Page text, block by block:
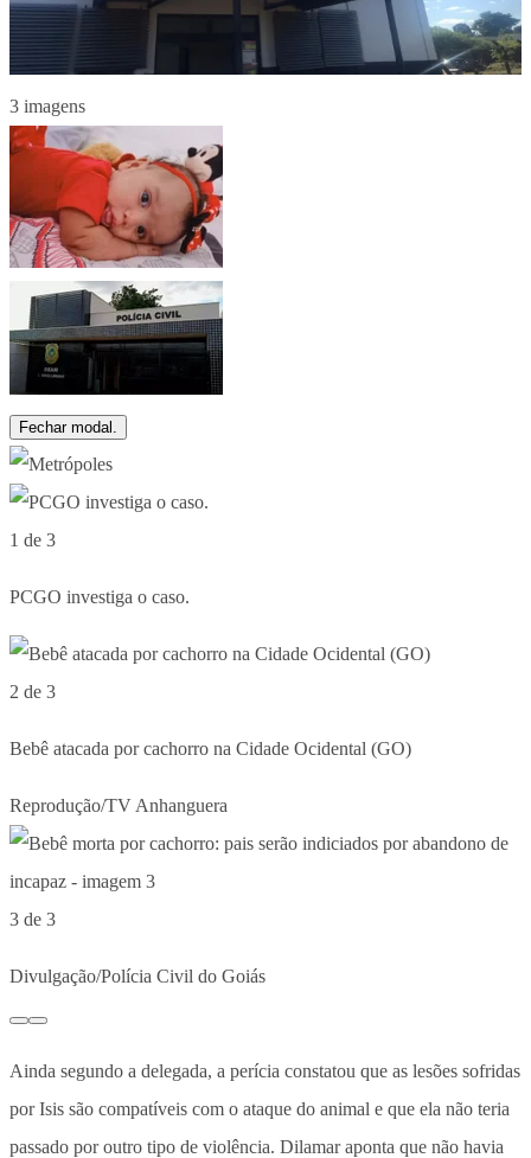
3 imagens
Fechar modal.
1 de 3
PCGO investiga o caso.
2 de 3
Bebê atacada por cachorro na Cidade Ocidental (GO)
Reprodução/TV Anhanguera
3 de 3
Divulgação/Polícia Civil do Goiás
Ainda segundo a delegada, a perícia constatou que as lesões sofridas
por Isis são compatíveis com o ataque do animal e que ela não teria
passado por outro tipo de violência. Dilamar aponta que não havia